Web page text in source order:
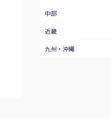
中部
近畿
九州・沖縄